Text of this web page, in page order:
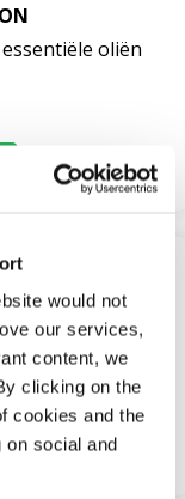
would not
our services,
content, we
clicking on the
cookies and the
on social and
oliën